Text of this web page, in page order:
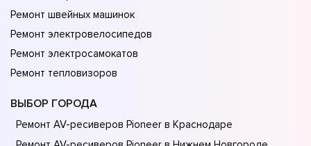
Ремонт швейных машинок
Ремонт электровелосипедов
Ремонт электросамокатов
Ремонт тепловизоров
ВЫБОР ГОРОДА
Ремонт AV-ресиверов Pioneer в Краснодаре